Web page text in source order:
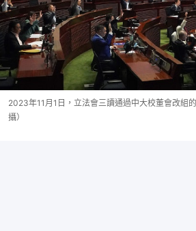
2023年11月1日，立法會三讀通過中大校董會改組
攝）